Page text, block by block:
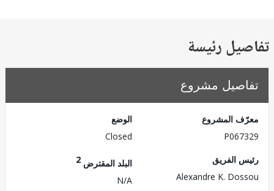
رئيسة
مشروع
المشروع
الفريق
Alexandre K.
البلد المقترض